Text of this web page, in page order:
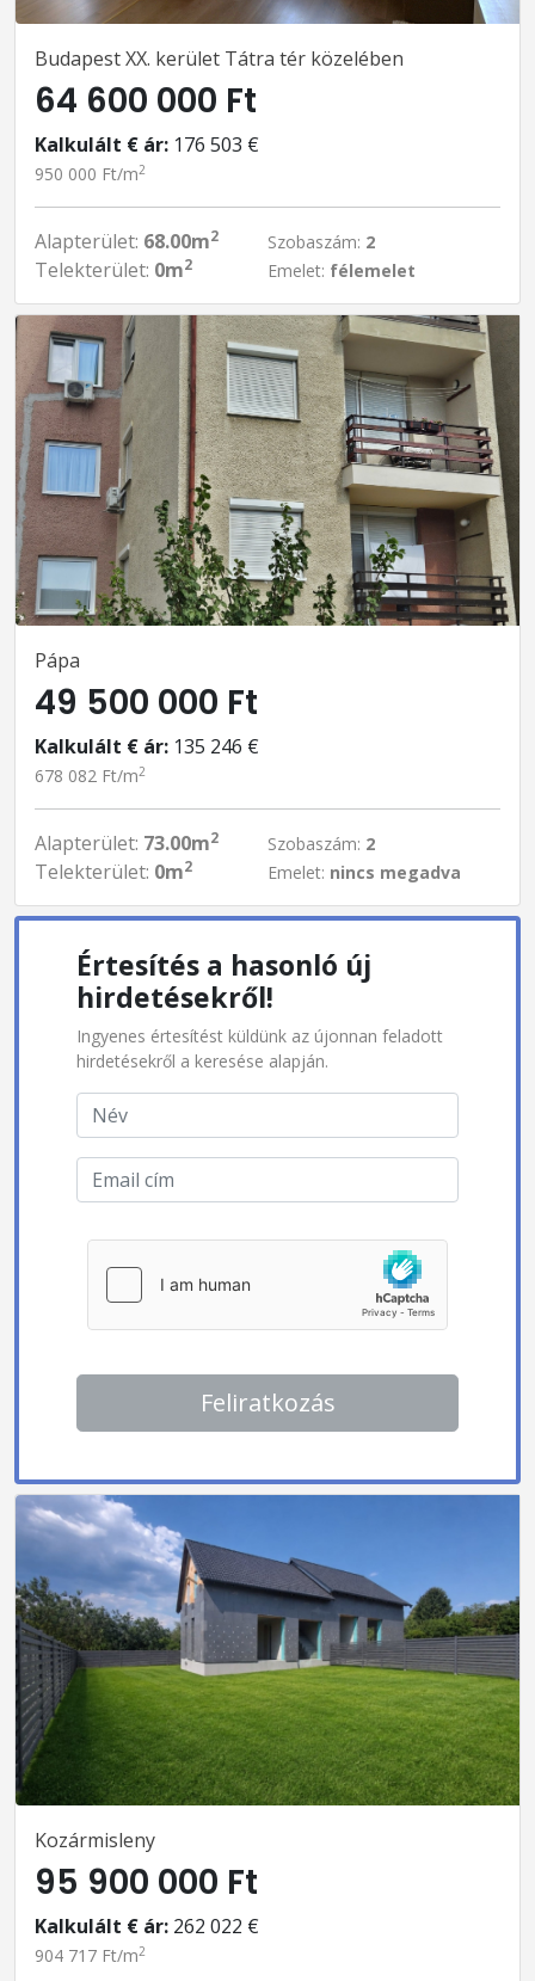
Budapest XX. kerület Tátra tér közelében
64 600 000 Ft
Kalkulált € ár: 176 503 €
950 000 Ft/m2
Alapterület: 68.00m2
Telekterület: 0m2
Szobaszám: 2
Emelet: félemelet
Pápa
49 500 000 Ft
Kalkulált € ár: 135 246 €
678 082 Ft/m2
Alapterület: 73.00m2
Telekterület: 0m2
Szobaszám: 2
Emelet: nincs megadva
Értesítés a hasonló új
hirdetésekről!
Ingyenes értesítést küldünk az újonnan feladott
hirdetésekről a keresése alapján.
Feliratkozás
Kozármisleny
95 900 000 Ft
Kalkulált € ár: 262 022 €
904 717 Ft/m2